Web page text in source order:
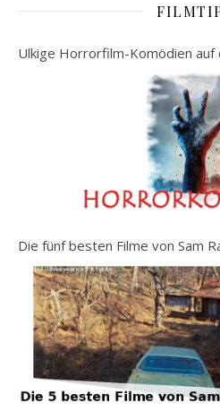
Ulkige Horrorfilm-Komödien auf
Die fünf besten Filme von Sam